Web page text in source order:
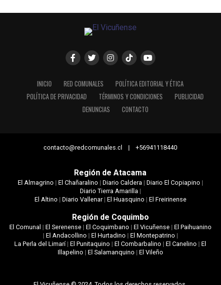
INICIO RED COMUNALES
POLÍTICA EDITORIAL Y ÉTICA
POLÍTICA DE PRIVACIDAD
TÉRMINOS Y CONDICIONES
PUBLICIDAD
DENUNCIAS
CONTACTO
contacto@redcomunales.cl | +56941118440
Región de Atacama
El Almagrino | El Chañaralino | Diario Caldera| Diario El Copiapino |
Diario Tierra Amarilla|
El Altino | Diario Vallenar| El Huasquino | El Freirinense
Región de Coquimbo
El Comunal | El Serenense| El Coquimbano | El Vicuñense| El Paihuanino
| El Andacollino | El Hurtadino | El Montepatrino |
La Perla del Limarí|El Punitaquino |El Combarbalino |El Canelino |El
Illapelino | El Salamanquino | El Vileño